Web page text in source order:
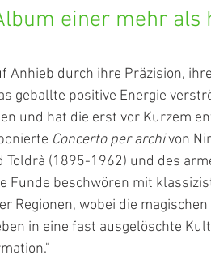
einer mehr als
Anhieb durch ihre Präzision,
geballte positive Energie
und hat die erst vor Kurzem
Concerto per archi von
Toldrà (1895-1962) und des
Funde beschwören mit
Regionen, wobei die
in eine fast ausgelöschte